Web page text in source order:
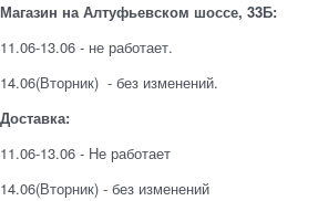
Магазин на Алтуфьевском шоссе, 33Б:
11.06-13.06 - не работает.
14.06(Вторник) - без изменений.
Доставка:
11.06-13.06 - Не работает
14.06(Вторник) - без изменений